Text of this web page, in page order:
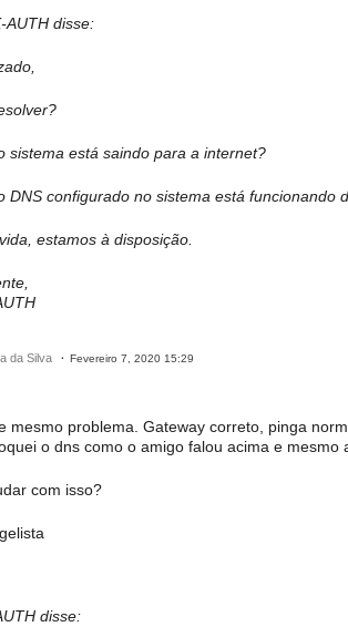
AUTH disse:
sistema está saindo para a internet?
DNS configurado no sistema está funcionando
estamos à disposição.
da Silva Fevereiro 7, 2020 15:29
mesmo problema. Gateway correto, pinga
o dns como o amigo falou acima e mesmo
com isso?
disse: